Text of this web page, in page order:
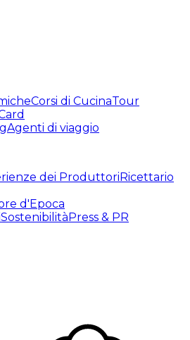
Corsi di CucinaTour
Agenti di viaggio
dei ProduttoriRicettario
d'Epoca
SostenibilitàPress & PR